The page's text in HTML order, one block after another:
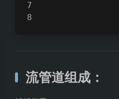
流管道组成：